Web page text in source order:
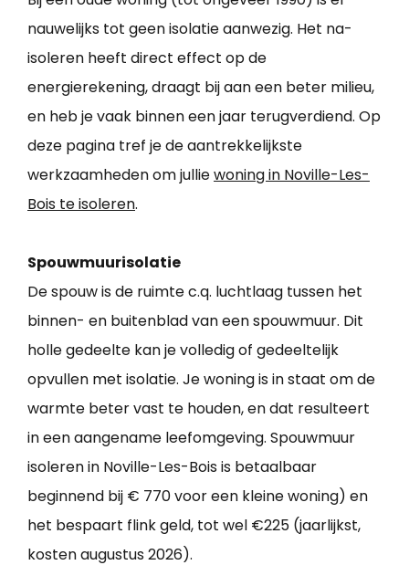
nauwelijks tot geen isolatie aanwezig. Het na-
isoleren heeft direct effect op de
energierekening, draagt bij aan een beter milieu,
en heb je vaak binnen een jaar terugverdiend. Op
deze pagina tref je de aantrekkelijkste
werkzaamheden om julliewoning in Noville-Les-
Bois te isoleren.
Spouwmuurisolatie
De spouw is de ruimte c.q. luchtlaag tussen het
binnen- en buitenblad van een spouwmuur. Dit
holle gedeelte kan je volledig of gedeeltelijk
opvullen met isolatie. Je woning is in staat om de
warmte beter vast te houden, en dat resulteert
in een aangename leefomgeving. Spouwmuur
isoleren in Noville-Les-Bois is betaalbaar
beginnend bij € 770 voor een kleine woning) en
het bespaart flink geld, tot wel €225 (jaarlijkst,
kosten augustus 2026).